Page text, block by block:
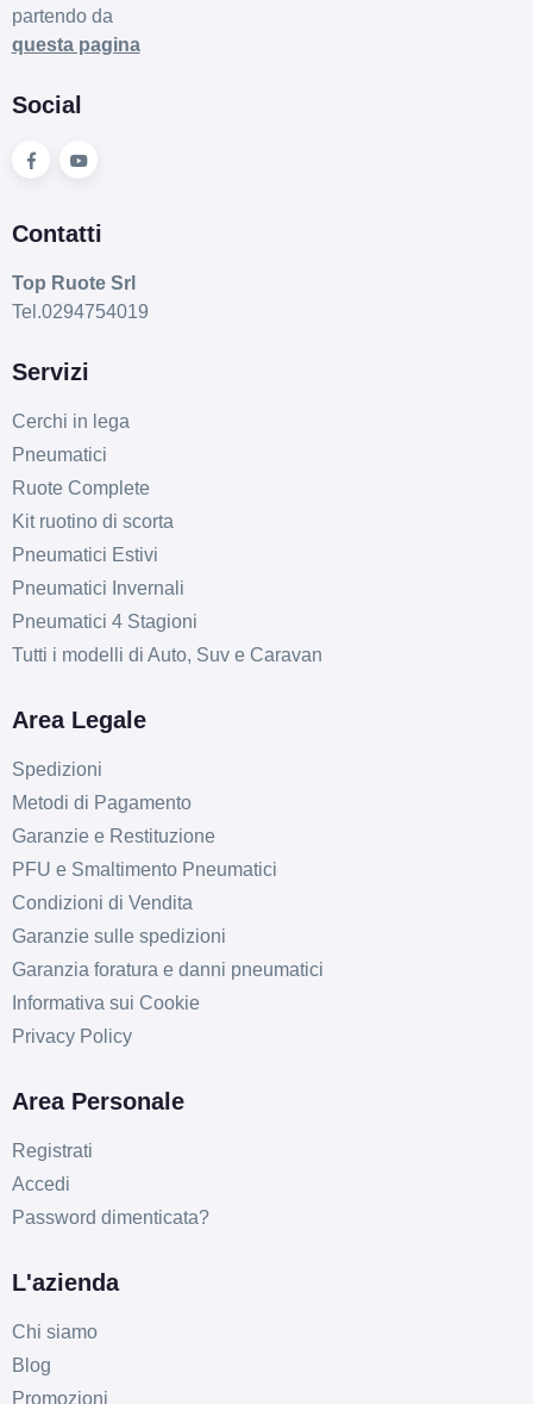
partendo da
questa pagina
Social
Contatti
Top Ruote Srl
Tel.0294754019
Servizi
Cerchi in lega
Pneumatici
Ruote Complete
Kit ruotino di scorta
Pneumatici Estivi
Pneumatici Invernali
Pneumatici 4 Stagioni
Tutti i modelli di Auto, Suv e Caravan
Area Legale
Spedizioni
Metodi di Pagamento
Garanzie e Restituzione
PFU e Smaltimento Pneumatici
Condizioni di Vendita
Garanzie sulle spedizioni
Garanzia foratura e danni pneumatici
Informativa sui Cookie
Privacy Policy
Area Personale
Registrati
Accedi
Password dimenticata?
L'azienda
Chi siamo
Blog
Promozioni